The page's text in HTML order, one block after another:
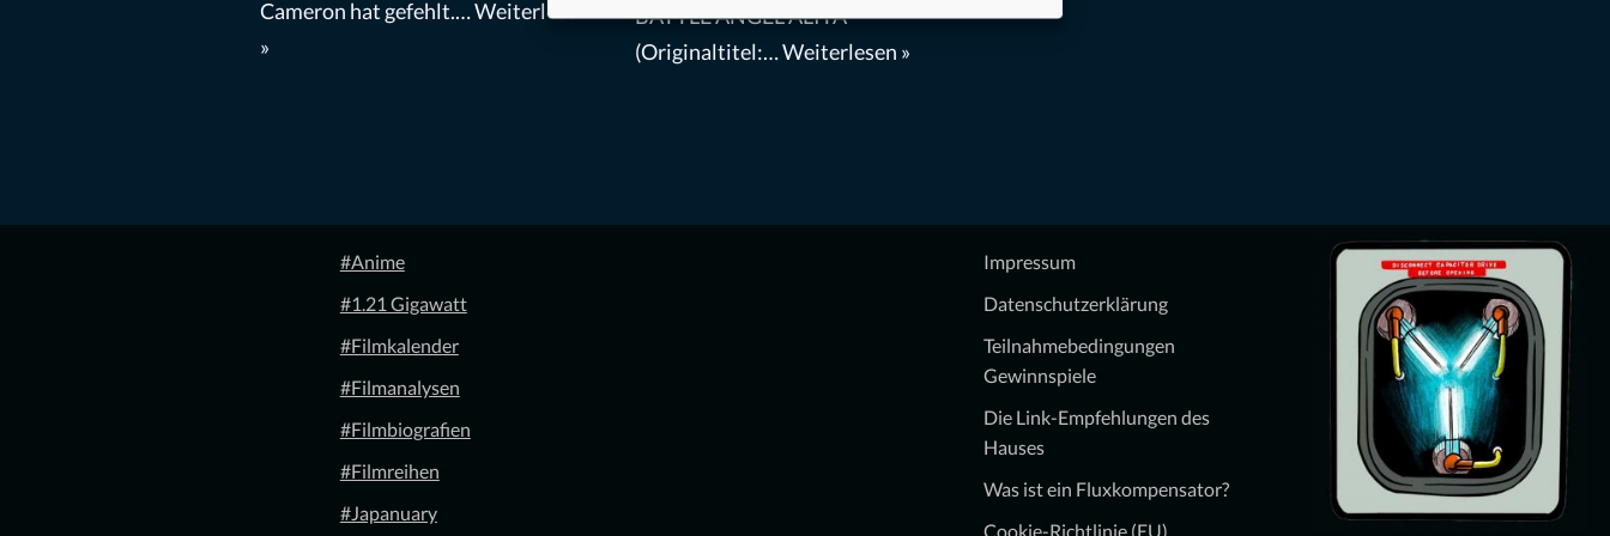
Cameron hat gefehlt.…Weiterlesen
»
BATTLE ANGEL ALITA
(Originaltitel:…Weiterlesen »
#Anime
#1.21 Gigawatt
#Filmkalender
#Filmanalysen
#Filmbiografien
#Filmreihen
#Japanuary
Impressum
Datenschutzerklärung
Teilnahmebedingungen
Gewinnspiele
Die Link-Empfehlungen des
Hauses
Was ist ein Fluxkompensator?
Cookie-Richtlinie (EU)